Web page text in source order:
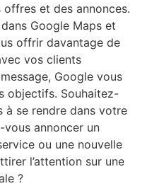
et des annonces.
Google Maps et
offrir davantage de
vos clients
Google vous
objectifs. Souhaitez-
à se rendre dans votre
annoncer un
ou une nouvelle
l’attention sur une
?